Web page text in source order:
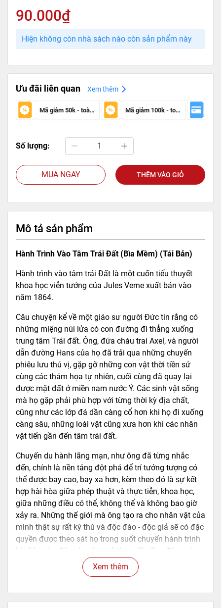
90.000₫
Hiện không còn nhà sách nào còn sản phẩm này
Ưu đãi liên quan Xem thêm
Mã giảm 50k - toàn sàn Mã giảm 100k - toàn sàn
Số lượng:
MUA NGAY THÊM VÀO GIỎ
Mô tả sản phẩm
Hành Trình Vào Tâm Trái Đất (Bìa Mềm) (Tái Bản)
Hành trình vào tâm trái Đất là một cuốn tiểu thuyết
khoa học viễn tưởng của Jules Verne xuất bản vào
năm 1864.
Câu chuyện kể về một giáo sư người Đức tin rằng có
những miệng núi lửa có con đường đi thẳng xuống
trung tâm Trái đất. Ông, đứa cháu trai Axel, và người
dẫn đường Hans của họ đã trải qua những chuyến
phiêu lưu thú vị, gặp gỡ những con vật thời tiền sử
cùng các thảm họa tự nhiên, cuối cùng đã quay lại
được mặt đất ở miền nam nước Ý. Các sinh vật sống
mà họ gặp phải phù hợp với từng thời kỳ địa chất,
cũng như các lớp đá dần càng cổ hơn khi họ đi xuống
càng sâu, những loài vật cũng xưa hơn khi các nhân
vật tiến gần đến tâm trái đất.
Chuyến du hành lãng mạn, như ông đã từng nhắc
đến, chính là nền tảng đột phá để trí tưởng tượng có
thể được bay cao, bay xa hơn, kèm theo đó là sự kết
hợp hài hòa giữa phép thuật và thực tiễn, khoa học,
giữa những điều có thể, không thể và không bao giờ
xảy ra. Những thế giới mà ông tạo ra cho nhân vật của
mình thật sự rất kỳ thú và độc đáo - độc giả sẽ có đặc
quyền được theo sát họ trong suốt chuyến hành trình
kỳ diệu này. Câu chuyện quả thực rất sống động và
hấp dẫn, như thể được đọc chúng trên định dạng ba
==========================================
Xem thêm